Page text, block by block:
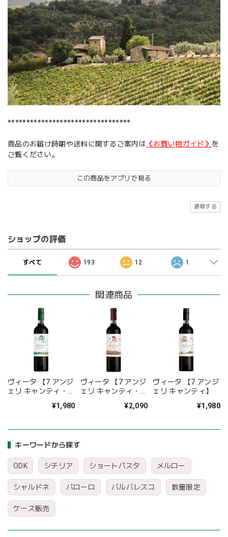
キーワードから探す
ODK シチリア ショートパスタ メルロー
シャルドネ バローロ バルバレスコ 数量限定
ケース販売
*********************************
商品のお届け時期や送料に関するご案内は 《お買い物ガイド》 を
ご覧ください。
この商品をアプリで見る
通報する
ショップの評価
すべて 193 12 1
関連商品
ヴィータ 【7 アンジ
ェリ キャンティ・オ
¥1,980
ヴィータ 【7 アンジ
ェリ キャンティ・リ
¥2,090
ヴィータ 【7 アンジ
ェリ キャンティ】
¥1,980